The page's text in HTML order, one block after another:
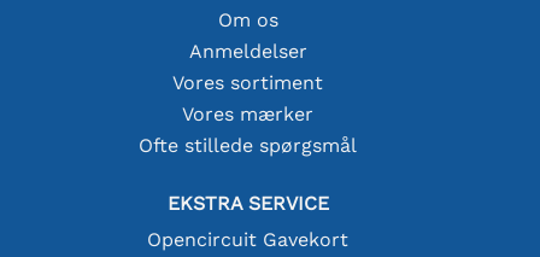
Om os
Anmeldelser
Vores sortiment
Vores mærker
Ofte stillede spørgsmål
EKSTRA SERVICE
Opencircuit Gavekort